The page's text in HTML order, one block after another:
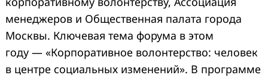
менеджеров и Общественная палата города
Москвы. Ключевая тема форума в этом
году — «Корпоративное волонтерство: человек
в центре социальных изменений». В программе